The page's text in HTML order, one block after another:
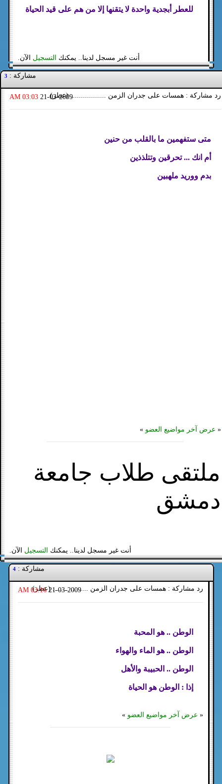
للعطر أبجدية واحدة لا يتقنها إلا من هم على قيد الحياة
أنت غير مسجل لدينا.. يمكنك التسجيل الآن.
مشاركة : 3
رد مشاركة : همسات على جدران الزمن .................. (عطر)
21-03-2009
03:03 AM
متى ستفهمين ما بالقلب من حنين
أم انك ... تحرقين وتتلذذين
بدم ووريد ملهبين
« عرض آخر مواضيع العضو »
ملتقى طلاب جامعة
دمشق
أنت غير مسجل لدينا.. يمكنك التسجيل الآن.
مشاركة :4
رد مشاركة : همسات على جدران الزمن .................. (عطر)
21-03-2009
03:16 AM
الوطن .. هو المحبة
الوطن .. هو الماء والهواء
الوطن .. الحبيبة والأهل
إذا : الوطن هو الحياة
« عرض آخر مواضيع العضو »